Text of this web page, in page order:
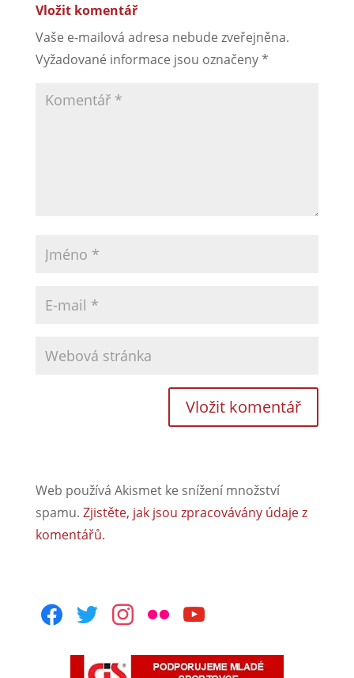
Vložit komentář
Vaše e-mailová adresa nebude zveřejněna.
Vyžadované informace jsou označeny*
Web používá Akismet ke snížení množství
spamu. Zjistěte, jak jsou zpracovávány údaje z
komentářů.
facebooktwitterinstagram
flickr youtube